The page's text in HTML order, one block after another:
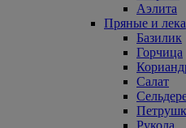
Аэлита
Пряные и
Базилик
Горчица
Салат
Рукола